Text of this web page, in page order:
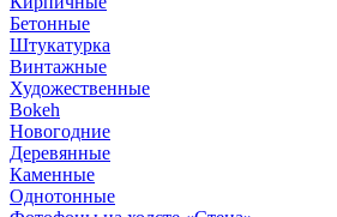
Бетонные
Штукатурка
Винтажные
Художественные
Bokeh
Новогодние
Деревянные
Каменные
Однотонные